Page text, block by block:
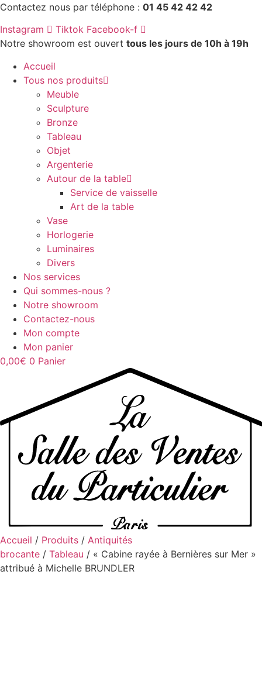
Aller
contenu
Contactez nous par téléphone : 01 45 42 42 42
Instagram
Tiktok Facebook-f
Notre showroom est ouvert tous les jours de 10h à 19h
Accueil
Tous nos produits
Meuble
Sculpture
Bronze
Tableau
Objet
Argenterie
Autour de la table
Service de vaisselle
Art de la table
Vase
Horlogerie
Luminaires
Divers
Nos services
Qui sommes-nous ?
Notre showroom
Contactez-nous
Mon compte
Mon panier
0,00€ 0 Panier
Accueil / Produits / Antiquités
brocante / Tableau / « Cabine rayée à Bernières sur Mer »
attribué à Michelle BRUNDLER